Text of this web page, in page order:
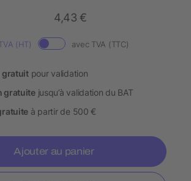
4,43 €
(HT) avec TVA (TTC)
gratuitpour validation
gratuitejusqu’à validation du BAT
à partir de 500 €
Ajouter au panier